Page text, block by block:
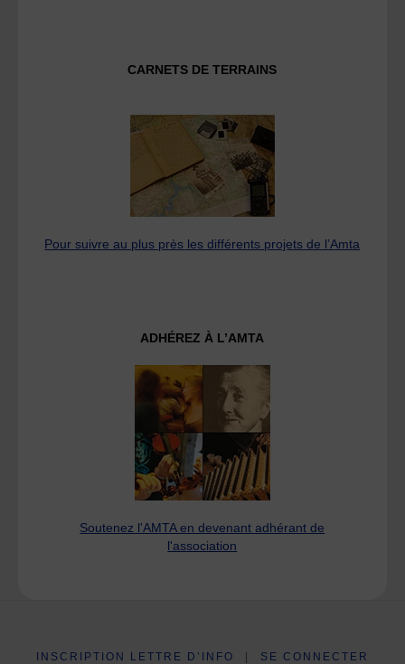
CARNETS DE TERRAINS
Pour suivre au plus près les différents projets de l’Amta
ADHÉREZ À L’AMTA
Soutenez l'AMTA en devenant adhérant de
l'association
INSCRIPTION LETTRE D’INFO SE CONNECTER